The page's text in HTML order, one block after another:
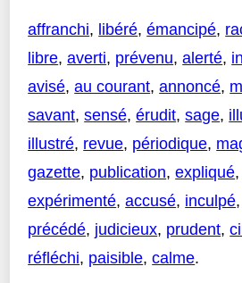
affranchi, libéré,émancipé,
libre,averti, prévenu,alerté,
avisé,au courant,annoncé,
savant,sensé,érudit,sage,
illustré, revue, périodique,
gazette, publication,expliqué
expérimenté,accusé, inculpé
précédé, judicieux, prudent,
réfléchi, paisible,calme.